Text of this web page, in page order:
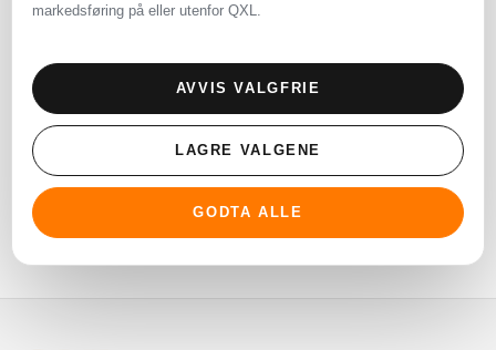
markedsføring på eller utenfor QXL.
AVVIS VALGFRIE
LAGRE VALGENE
GODTA ALLE
Lot gangbar/usirkulert
mynt 59 kassetter 10
ruller pluss en neve løs
mynt Est pålydende
verdi: 3.500,-
Vinnende bud:
6